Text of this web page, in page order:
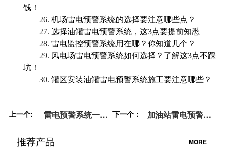
钱！
26. 机场雷电预警系统的选择要注意哪些点？
27. 选择油罐雷电预警系统，这3点要提前知悉
28. 雷电监控预警系统用在哪？你知道几个？
29. 风电场雷电预警系统如何选择？了解这3点不踩
坑！
30. 罐区安装油罐雷电预警系统施工要注意哪些？
上一个:
雷电预警系统一套
率，性价比超高！-
易造防雷
下一个：
加油站雷电预警系
全，智能引领未来-
易造防雷
推荐产品 MORE